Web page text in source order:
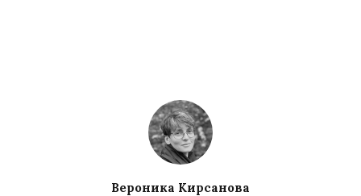
Вероника Кирсанова